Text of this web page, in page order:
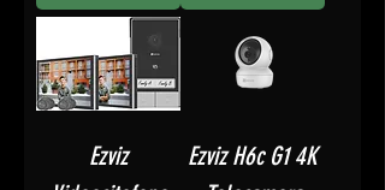
Ezviz
Ezviz H6c G1 4K